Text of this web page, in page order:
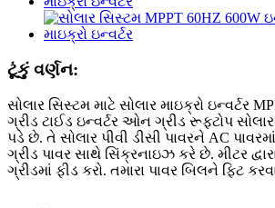
ટૂંકું વર્ણન:
સોલાર સિસ્ટમ માટે સોલાર માઇક્રો ઇન્વર્ટર
ગ્રીડ ટાઈડ ઇન્વર્ટર ઓન ગ્રીડ રૂફટોપ
પડે છે. તે સોલાર પીવી ડીસી પાવરને AC
ગ્રીડ પાવર સાથે સિંક્રનાઇઝ કરે છે. મીટર
ગ્રીડમાં ફીડ કરો. તમારા પાવર બિલને ફિટ